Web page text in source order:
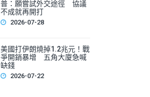
普：願嘗試外交途徑 協議
不成就再開打
2026-07-28
美國打伊朗燒掉1.2兆元！戰
爭開銷暴增 五角大廈急喊
缺錢
2026-07-22